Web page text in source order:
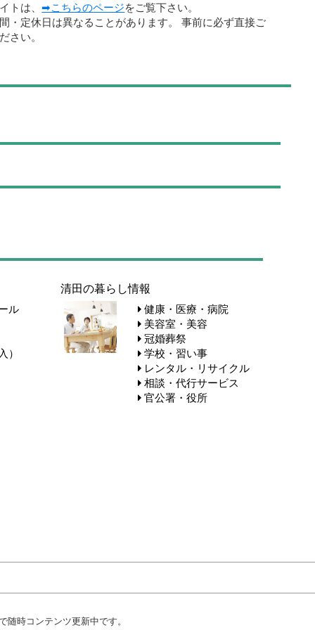
トは、➡こちらのページをご覧下さい。
・定休日は異なることがあります。 事前に必ず直接ご
さい。
ル
清田の暮らし情報
健康・医療・病院
美容室・美容
冠婚葬祭
学校・習い事
レンタル・リサイクル
相談・代行サービス
官公署・役所
時コンテンツ更新中です。